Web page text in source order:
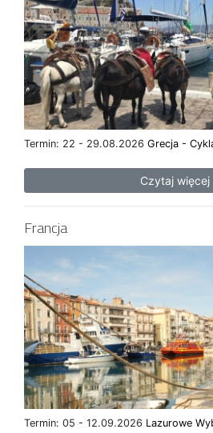
Termin: 22 - 29.08.2026 Grecja -
Czytaj więcej
Francja
Termin: 05 - 12.09.2026 Lazurowe